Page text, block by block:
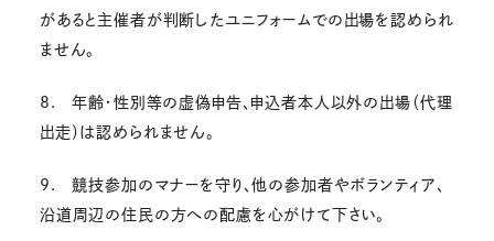
があると主催者が判断したユニフォームでの出場を認められ
ません。
8. 年齢・性別等の虚偽申告、申込者本人以外の出場（代理
出走）は認められません。
9. 競技参加のマナーを守り、他の参加者やボランティア、
沿道周辺の住民の方への配慮を心がけて下さい。